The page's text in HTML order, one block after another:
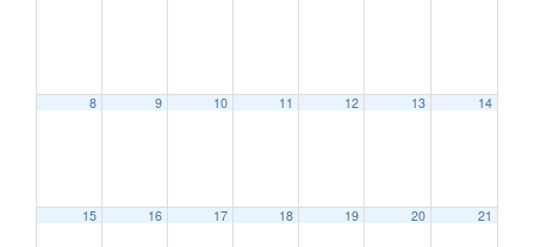
8 9 10 11 12 13 14
15 16 17 18 19 20 21